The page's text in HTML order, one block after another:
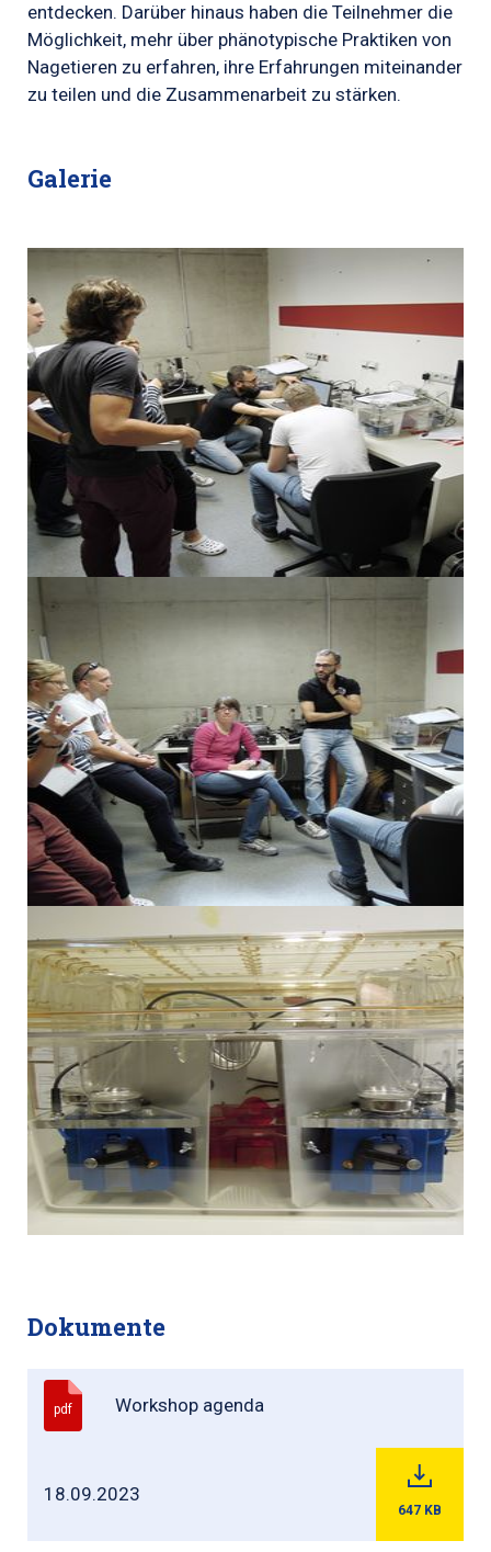
entdecken. Darüber hinaus haben die Teilnehmer die
Möglichkeit, mehr über phänotypische Praktiken von
Nagetieren zu erfahren, ihre Erfahrungen miteinander
zu teilen und die Zusammenarbeit zu stärken.
Galerie
Dokumente
pdf Workshop agenda
18.09.2023
647 KB